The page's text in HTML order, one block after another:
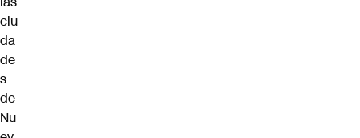
ciu
da
de
s
de
Nu